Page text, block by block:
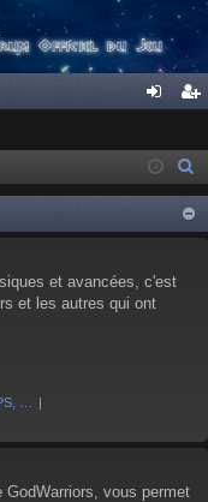
ne
xi
on
cri
pti
on
et avancées, c'est
et les autres qui ont
…
vous permet